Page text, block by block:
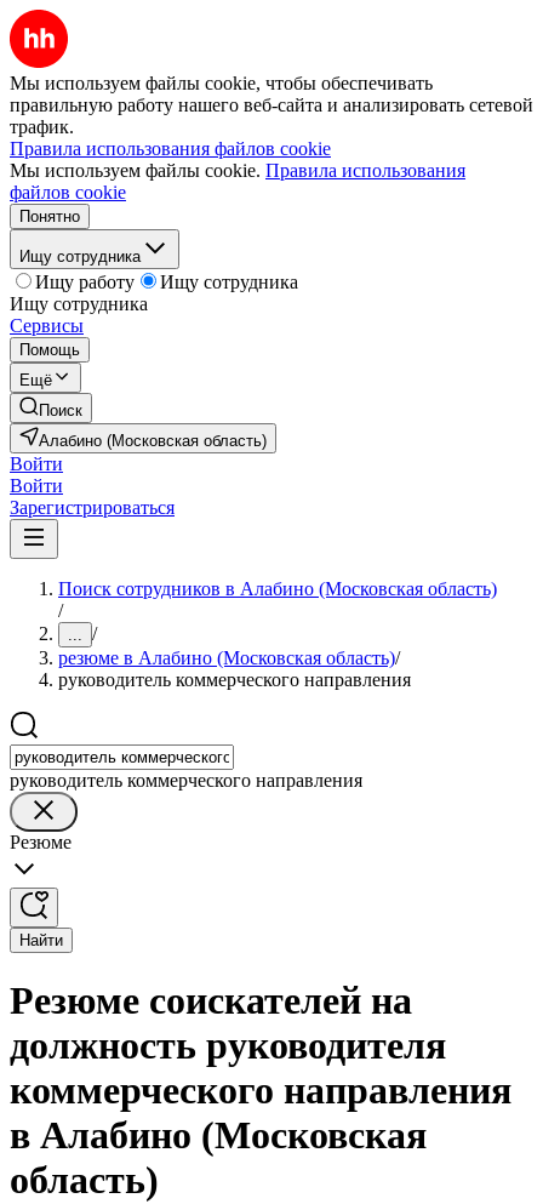
Мы используем файлы cookie, чтобы обеспечивать
правильную работу нашего веб-сайта и анализировать сетевой
трафик.
Правила использования файлов cookie
Мы используем файлы cookie. Правила использования
файлов cookie
Понятно
Ищу сотрудника
Ищу работу
Ищу сотрудника
Ищу сотрудника
Сервисы
Помощь
Ещё
Поиск
Алабино (Московская область)
Войти
Войти
Зарегистрироваться
Поиск сотрудников в Алабино (Московская область)
/
... /
резюме в Алабино (Московская область)/
руководитель коммерческого направления
руководитель коммерческого направления
Резюме
Найти
Резюме соискателей на
должность руководителя
коммерческого направления
в Алабино (Московская
область)